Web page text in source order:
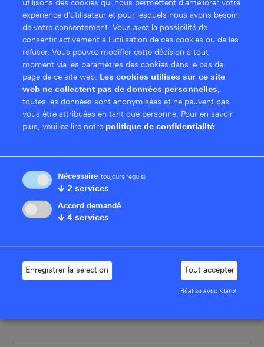
Infrastructure virtuelle
L'utilisation d'un R&S®LANCOM vRouter
hyperviseur, sans nécessiter de composants matériels
utilisons des cookies qui nous permettent d'améliorer votre
expérience d'utilisateur et pour lesquels nous avons besoin
de votre consentement. Vous avez la possibilité de
consentir activement à l'utilisation de ces cookies ou de les
refuser. Vous pouvez modifier cette décision à tout
moment via les paramètres des cookies dans le bas de
page de ce site web. Les cookies utilisés sur ce site
web ne collectent pas de données personnelles,
toutes les données sont anonymisées et ne peuvent pas
vous être attribuées en tant que personne. Pour en savoir
plus, veuillez lire notre politique de confidentialité.
Nécessaire (toujours requis)
↓ 2 services
Accord demandé
↓ 4 services
Enregistrer la sélection Tout accepter
Réalisé avec Klaro!